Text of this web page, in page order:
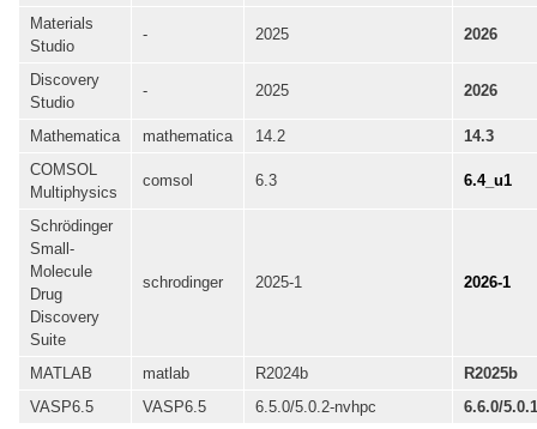
Materials
Studio
- 2025 2026
Discovery
Studio
- 2025 2026
Mathematica mathematica 14.2
14.3
COMSOL
Multiphysics
comsol 6.3 6.4_u1
Schrödinger
Small-
Molecule
Drug
Discovery
Suite
schrodinger 2025-1 2026-1
MATLAB matlab R2024b
R2025b
VASP6.5
VASP6.5 6.5.0/5.0.2-nvhpc 6.6.0/